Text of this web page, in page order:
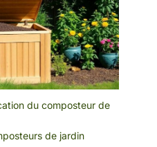
du composteur de
de jardin